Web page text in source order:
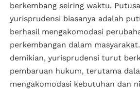
berkembang seiring waktu.
yurisprudensi biasanya adalah
berhasil mengakomodasi
perkembangan dalam
demikian, yurisprudensi turut
pembaruan hukum, terutama
mengakomodasi kebutuhan dan